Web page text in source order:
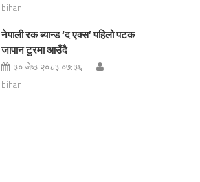
bihani
नेपाली रक ब्यान्ड ‘द एक्स’ पहिलो पटक
जापान टुरमा आउँदै
३० जेष्ठ २०८३ ०७:३६
bihani